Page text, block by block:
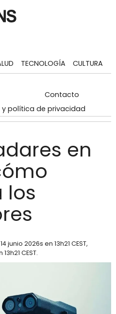
TECNOLOGÍA CULTURA
Contacto
política de privacidad
en
los
14 junio 2026s en 13h21 CEST,
CEST.